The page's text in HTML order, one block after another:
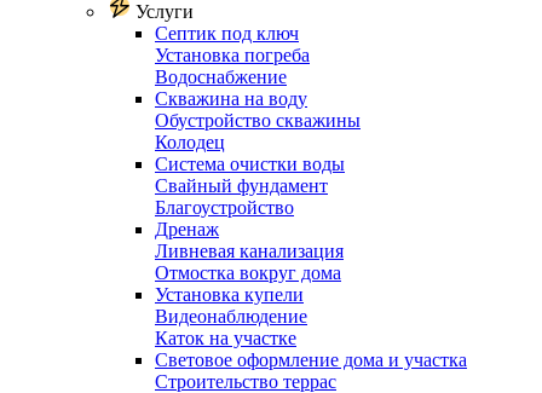
Услуги
Септик под ключ
Установка погреба
Водоснабжение
Скважина на воду
Обустройство скважины
Колодец
Система очистки воды
Свайный фундамент
Благоустройство
Дренаж
Ливневая канализация
Отмостка вокруг дома
Установка купели
Видеонаблюдение
Каток на участке
Световое оформление дома и участка
Строительство террас